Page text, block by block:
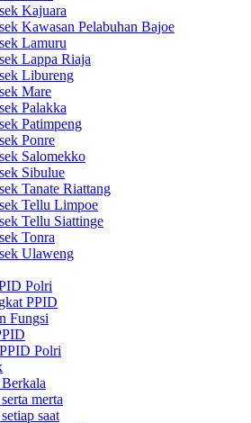
Kajuara
Kawasan Pelabuhan Bajoe
Lamuru
Lappa Riaja
Libureng
Mare
Palakka
Patimpeng
Ponre
Salomekko
Sibulue
Tanate Riattang
Tellu Limpoe
Tellu Siattinge
Tonra
Ulaweng
Polri
PPID
Fungsi
Polri
merta
saat